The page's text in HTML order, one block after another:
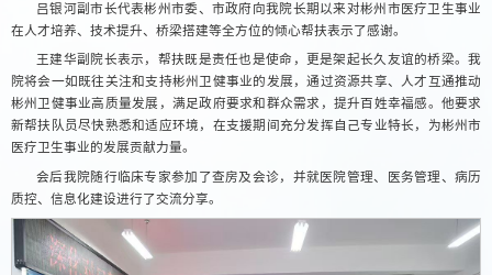
吕银河副市长代表彬州市委、市政府向我院长期以来对彬州市医疗卫生事业
在人才培养、技术提升、桥梁搭建等全方位的倾心帮扶表示了感谢。
王建华副院长表示，帮扶既是责任也是使命，更是架起长久友谊的桥梁。我
院将会一如既往关注和支持彬州卫健事业的发展，通过资源共享、人才互通推动
彬州卫健事业高质量发展，满足政府要求和群众需求，提升百姓幸福感。他要求
新帮扶队员尽快熟悉和适应环境，在支援期间充分发挥自己专业特长，为彬州市
医疗卫生事业的发展贡献力量。
会后我院随行临床专家参加了查房及会诊，并就医院管理、医务管理、病历
质控、信息化建设进行了交流分享。